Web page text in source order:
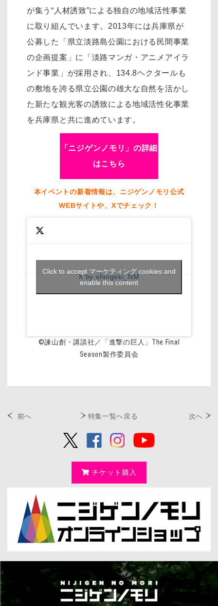
が集う“人材誘致”による独自の地域活性事業
に取り組んでいます。2013年には兵庫県が
公募した「県立淡路島公園における民間事業
の企画提案」に「淡路マンガ・アニメアイラ
ンド事業」が採用され、134.8ヘクタールも
の敷地を誇る県立公園の雄大な自然を活かし
た新たな観光客の誘致による地域活性化事業
を兵庫県と共に進めています。
「ニジゲンノモリ」の詳細
はこちら
本イベントの新着情報は、ニジゲンノモリ公式
WEBサイトや、Xでチェック！
X by shingeki_NM
Click to accept マーケティング cookies and
enable this content
©諫山創・講談社／「進撃の巨人」The Final
Season製作委員会
前へ 特集一覧へ戻る 次へ
チケット購入